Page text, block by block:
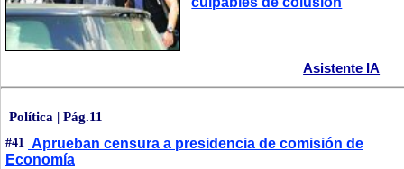
Asistente IA
Política | Pág.11
#41 Aprueban censura a presidencia de comisión de
Economía